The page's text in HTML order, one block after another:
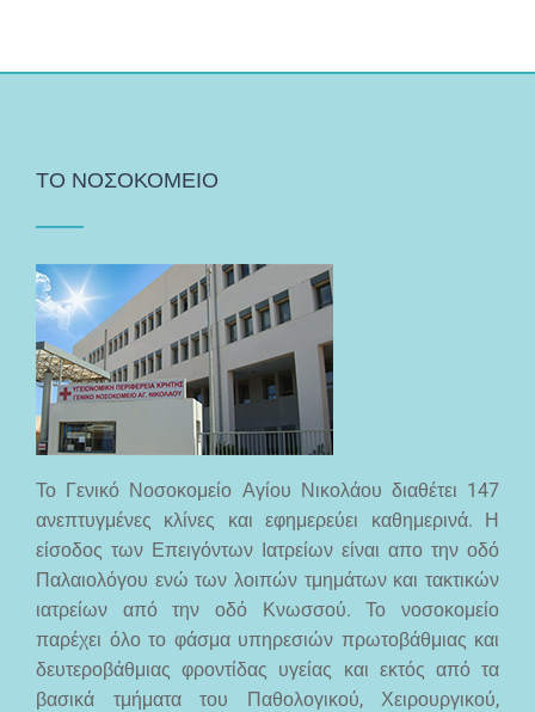
ΤΟ ΝΟΣΟΚΟΜΕΙΟ
Το Γενικό Νοσοκομείο Αγίου Νικολάου διαθέτει 147
ανεπτυγμένες κλίνες και εφημερεύει καθημερινά. Η
είσοδος των Επειγόντων Ιατρείων είναι απο την οδό
Παλαιολόγου ενώ των λοιπών τμημάτων και τακτικών
ιατρείων από την οδό Κνωσσού. Το νοσοκομείο
παρέχει όλο το φάσμα υπηρεσιών πρωτοβάθμιας και
δευτεροβάθμιας φροντίδας υγείας και εκτός από τα
βασικά τμήματα του Παθολογικού, Χειρουργικού,